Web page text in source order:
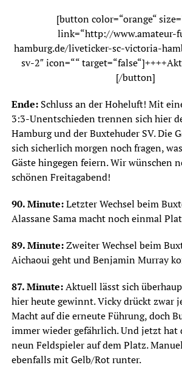
[button color=“orange“
link=“http://www.amateur-
hamburg.de/liveticker-sc-victoria-
sv-2″ icon=““
[/button]
Ende: Schluss an der Hoheluft! Mit
3:3-Unentschieden trennen sich hier
Hamburg und der Buxtehuder SV. Die
sich sicherlich morgen noch fragen,
Gäste hingegen feiern. Wir wünschen
schönen Freitagabend!
90. Minute:Letzter Wechsel beim
Alassane Sama macht noch einmal
89. Minute:Zweiter Wechsel beim
Aichaoui geht und Benjamin Murray
87. Minute:Aktuell lässt sich
hier heute gewinnt. Vicky drückt zwar
Macht auf die erneute Führung, doch
immer wieder gefährlich. Und jetzt hat
neun Feldspieler auf dem Platz.
ebenfalls mit Gelb/Rot runter.